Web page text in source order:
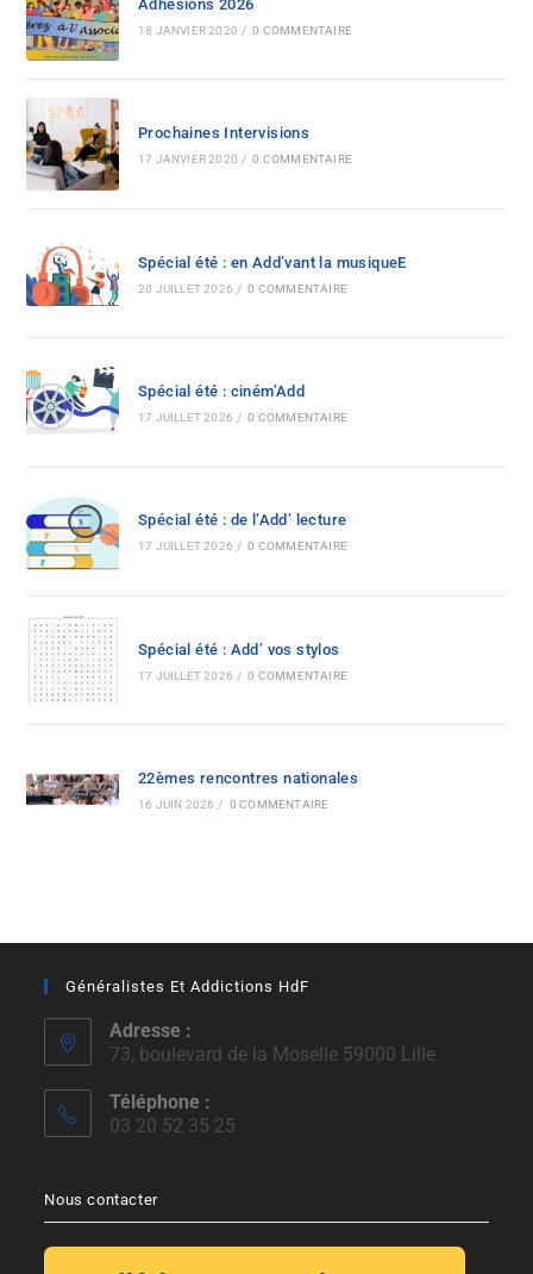
Adhesions 2026
18 JANVIER 2020 / 0 COMMENTAIRE
Prochaines Intervisions
17 JANVIER 2020 / 0 COMMENTAIRE
Spécial été : en Add’vant la musiqueE
20 JUILLET 2026 / 0 COMMENTAIRE
Spécial été : ciném’Add
17 JUILLET 2026 / 0 COMMENTAIRE
Spécial été : de l’Add’ lecture
17 JUILLET 2026 / 0 COMMENTAIRE
Spécial été : Add’ vos stylos
17 JUILLET 2026 / 0 COMMENTAIRE
22èmes rencontres nationales
16 JUIN 2026 / 0 COMMENTAIRE
Généralistes Et Addictions HdF
Adresse :
73, boulevard de la Moselle 59000 Lille
Téléphone :
03 20 52 35 25
Nous contacter